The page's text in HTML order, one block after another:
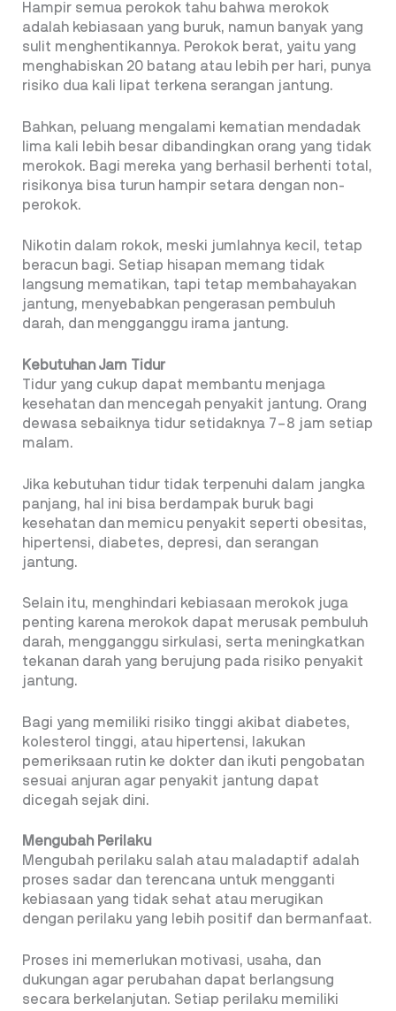
Hampir semua perokok tahu bahwa merokok
adalah kebiasaan yang buruk, namun banyak yang
sulit menghentikannya. Perokok berat, yaitu yang
menghabiskan 20 batang atau lebih per hari, punya
risiko dua kali lipat terkena serangan jantung.
Bahkan, peluang mengalami kematian mendadak
lima kali lebih besar dibandingkan orang yang tidak
merokok. Bagi mereka yang berhasil berhenti total,
risikonya bisa turun hampir setara dengan non-
perokok.
Nikotin dalam rokok, meski jumlahnya kecil, tetap
beracun bagi. Setiap hisapan memang tidak
langsung mematikan, tapi tetap membahayakan
jantung, menyebabkan pengerasan pembuluh
darah, dan mengganggu irama jantung.
Kebutuhan Jam Tidur
Tidur yang cukup dapat membantu menjaga
kesehatan dan mencegah penyakit jantung. Orang
dewasa sebaiknya tidur setidaknya 7–8 jam setiap
malam.
Jika kebutuhan tidur tidak terpenuhi dalam jangka
panjang, hal ini bisa berdampak buruk bagi
kesehatan dan memicu penyakit seperti obesitas,
hipertensi, diabetes, depresi, dan serangan
jantung.
Selain itu, menghindari kebiasaan merokok juga
penting karena merokok dapat merusak pembuluh
darah, mengganggu sirkulasi, serta meningkatkan
tekanan darah yang berujung pada risiko penyakit
jantung.
Bagi yang memiliki risiko tinggi akibat diabetes,
kolesterol tinggi, atau hipertensi, lakukan
pemeriksaan rutin ke dokter dan ikuti pengobatan
sesuai anjuran agar penyakit jantung dapat
dicegah sejak dini.
Mengubah Perilaku
Mengubah perilaku salah atau maladaptif adalah
proses sadar dan terencana untuk mengganti
kebiasaan yang tidak sehat atau merugikan
dengan perilaku yang lebih positif dan bermanfaat.
Proses ini memerlukan motivasi, usaha, dan
dukungan agar perubahan dapat berlangsung
secara berkelanjutan. Setiap perilaku memiliki